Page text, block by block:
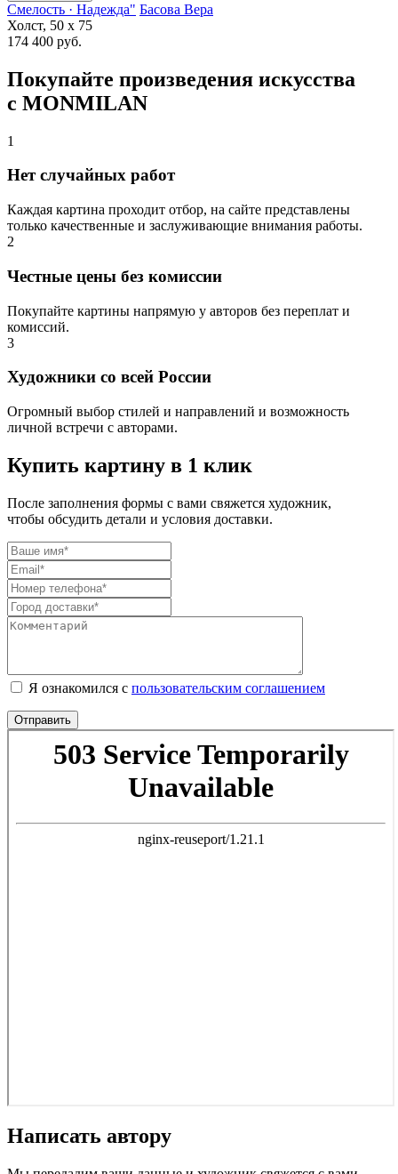
Смелость · Надежда" Басова Вера
Холст, 50 x 75
174 400 руб.
Покупайте произведения искусства
с MONMILAN
1
Нет случайных работ
Каждая картина проходит отбор, на сайте представлены
только качественные и заслуживающие внимания работы.
2
Честные цены без комиссии
Покупайте картины напрямую у авторов без переплат и
комиссий.
3
Художники со всей России
Огромный выбор стилей и направлений и возможность
личной встречи с авторами.
Купить картину в 1 клик
После заполнения формы с вами свяжется художник,
чтобы обсудить детали и условия доставки.
Я ознакомился с пользовательским соглашением
Написать автору